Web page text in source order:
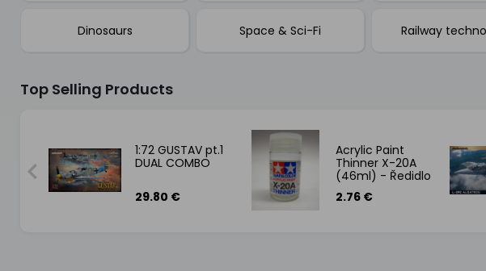
Dinosaurs Space & Sci-Fi Railway
Top Selling Products
1:72 GUSTAV pt.1
DUAL COMBO
29.80 €
Acrylic Paint
Thinner X-20A
(46ml) - Ředidlo
na akrylové
barvy
2.76 €